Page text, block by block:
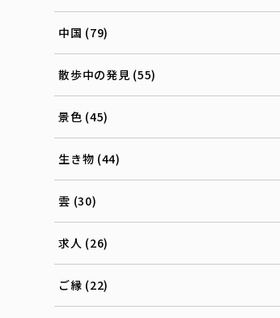
中国 (79)
散歩中の発見 (55)
景色 (45)
生き物 (44)
雲 (30)
求人 (26)
ご縁 (22)